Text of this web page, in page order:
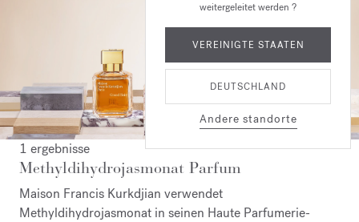
weitergeleitet werden ?
VEREINIGTE STAATEN
DEUTSCHLAND
Andere standorte
1 ergebnisse
Methyldihydrojasmonat Parfum
Maison Francis Kurkdjian verwendet
Methyldihydrojasmonat in seinen Haute Parfumerie-